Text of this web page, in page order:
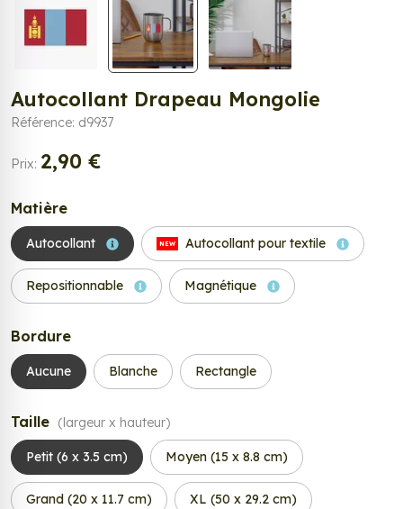
Autocollant Drapeau Mongolie
Référence: d9937
Prix: 2,90 €
Matière
Autocollant NEW Autocollant pour textile
Repositionnable Magnétique
Bordure
Aucune Blanche Rectangle
Taille (largeur x hauteur)
Petit (6 x 3.5 cm) Moyen (15 x 8.8 cm)
Grand (20 x 11.7 cm) XL (50 x 29.2 cm)